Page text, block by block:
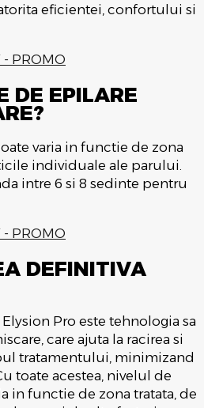
eficientei, confortului si
- PROMO
DE EPILARE
varia in functie de zona
individuale ale parului.
intre 6 si 8 sedinte pentru
- PROMO
DEFINITIVA
Pro este tehnologia sa
care ajuta la racirea si
tratamentului, minimizand
toate acestea, nivelul de
in functie de zona tratata, de